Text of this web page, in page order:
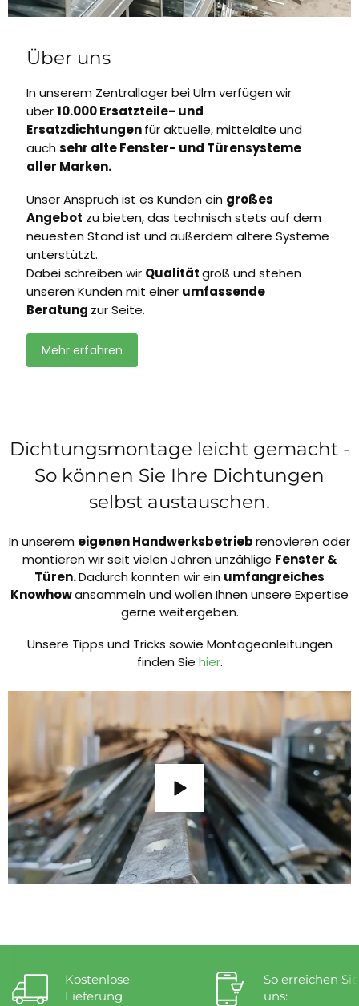
Über uns
In unserem Zentrallager bei Ulm verfügen wir
über10.000 Ersatzteile- und
Ersatzdichtungenfür aktuelle, mittelalte und
auch sehr alte Fenster- und Türensysteme
aller Marken.
Unser Anspruch ist es Kunden ein großes
Angebot zu bieten, das technisch stets auf dem
neuesten Stand ist und außerdem ältere Systeme
unterstützt.
Dabei schreiben wir Qualitätgroß und stehen
unseren Kunden mit einer umfassende
Beratung zur Seite.
Mehr erfahren
Dichtungsmontage leicht gemacht -
So können Sie Ihre Dichtungen
selbst austauschen.
In unserem eigenen Handwerksbetriebrenovieren oder
montieren wir seit vielen Jahren unzählige Fenster &
Türen.Dadurch konnten wir ein umfangreiches
Knowhowansammeln und wollen Ihnen unsere Expertise
gerne weitergeben.
Unsere Tipps und Tricks sowie Montageanleitungen
finden Sie hier.
Kostenlose
Lieferung
So erreichen Sie
uns: